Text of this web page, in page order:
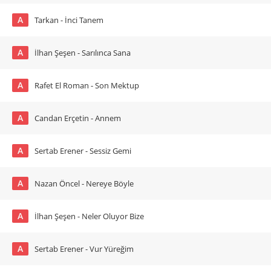
A Tarkan - İnci Tanem
A İlhan Şeşen - Sarılınca Sana
A Rafet El Roman - Son Mektup
A Candan Erçetin - Annem
A Sertab Erener - Sessiz Gemi
A Nazan Öncel - Nereye Böyle
A İlhan Şeşen - Neler Oluyor Bize
A Sertab Erener - Vur Yüreğim